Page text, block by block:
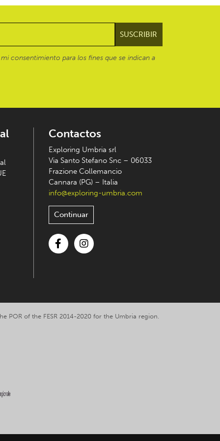
consentimiento para los fines que se indican a
Contactos
Exploring Umbria srl
Via Santo Stefano Snc – 06033
Frazione Collemancio
Cannara (PG) – Italia
info@exploring-umbria.com
Continuar
POR of the FESR 2014-2020 for the Umbria region.